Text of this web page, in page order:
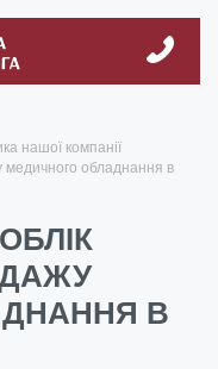
нашої компанії
медичного обладнання в
В